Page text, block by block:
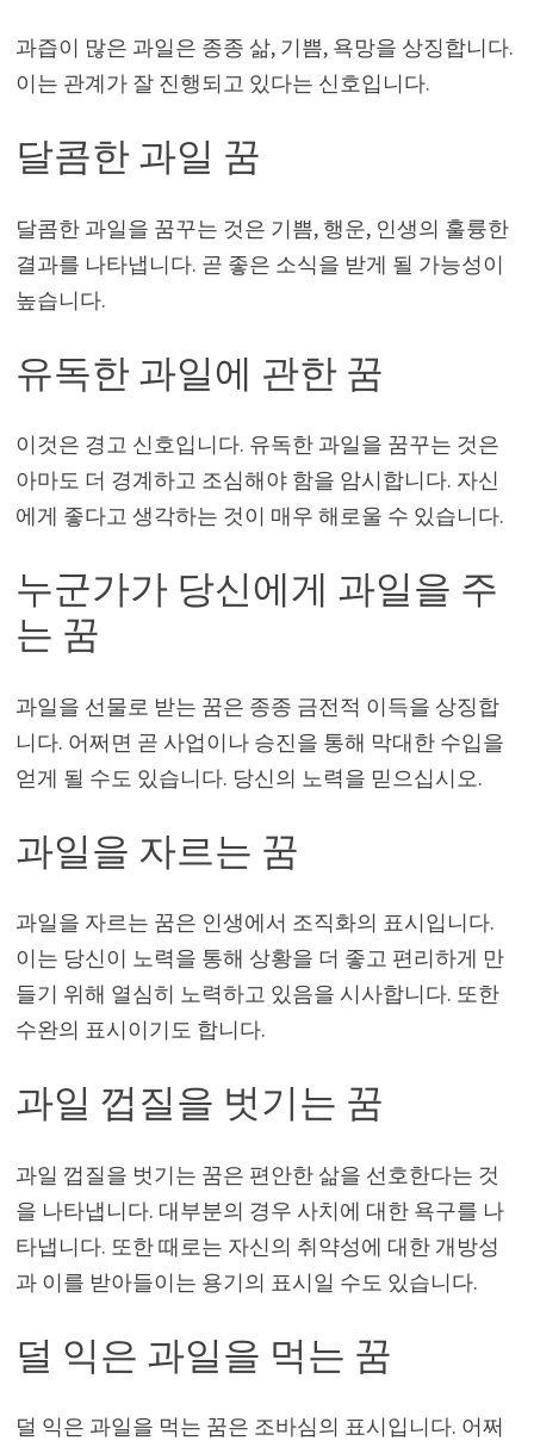
과즙이 많은 과일은 종종 삶, 기쁨, 욕망을 상징합니다.
이는 관계가 잘 진행되고 있다는 신호입니다.
달콤한 과일 꿈
달콤한 과일을 꿈꾸는 것은 기쁨, 행운, 인생의 훌륭한
결과를 나타냅니다. 곧 좋은 소식을 받게 될 가능성이
높습니다.
유독한 과일에 관한 꿈
이것은 경고 신호입니다. 유독한 과일을 꿈꾸는 것은
아마도 더 경계하고 조심해야 함을 암시합니다. 자신
에게 좋다고 생각하는 것이 매우 해로울 수 있습니다.
누군가가 당신에게 과일을 주
는 꿈
과일을 선물로 받는 꿈은 종종 금전적 이득을 상징합
니다. 어쩌면 곧 사업이나 승진을 통해 막대한 수입을
얻게 될 수도 있습니다. 당신의 노력을 믿으십시오.
과일을 자르는 꿈
과일을 자르는 꿈은 인생에서 조직화의 표시입니다.
이는 당신이 노력을 통해 상황을 더 좋고 편리하게 만
들기 위해 열심히 노력하고 있음을 시사합니다. 또한
수완의 표시이기도 합니다.
과일 껍질을 벗기는 꿈
과일 껍질을 벗기는 꿈은 편안한 삶을 선호한다는 것
을 나타냅니다. 대부분의 경우 사치에 대한 욕구를 나
타냅니다. 또한 때로는 자신의 취약성에 대한 개방성
과 이를 받아들이는 용기의 표시일 수도 있습니다.
덜 익은 과일을 먹는 꿈
덜 익은 과일을 먹는 꿈은 조바심의 표시입니다. 어쩌